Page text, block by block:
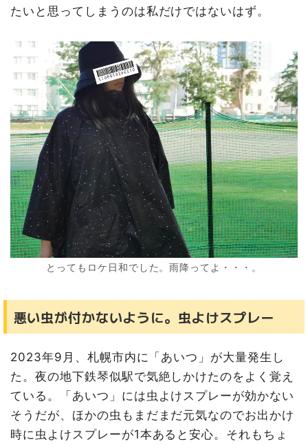
たいと思ってしまうのは私だけではないはず。
とってもロケ日和でした。雨降ってよ・・・。
悪い虫が付かないように。虫よけスプレー
2023年9月、札幌市内に「あいつ」が大量発生し
た。夜の地下鉄琴似駅で気絶しかけたのをよく覚え
ている。「あいつ」には虫よけスプレーが効かない
そうだが、ほかの虫もまだまだ元気なのでお出かけ
時に虫よけスプレーが1本あると安心。それもちょ